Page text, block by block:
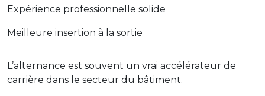
Expérience professionnelle solide
Meilleure insertion à la sortie
L’alternance est souvent un vrai accélérateur de
carrière dans le secteur du bâtiment.